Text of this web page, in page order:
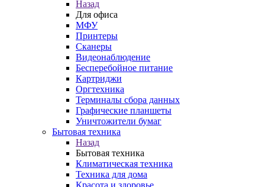
Назад
Для офиса
МФУ
Принтеры
Сканеры
Видеонаблюдение
Бесперебойное питание
Картриджи
Оргтехника
Терминалы сбора данных
Графические планшеты
Уничтожители бумаг
Бытовая техника
Назад
Бытовая техника
Климатическая техника
Техника для дома
Красота и здоровье